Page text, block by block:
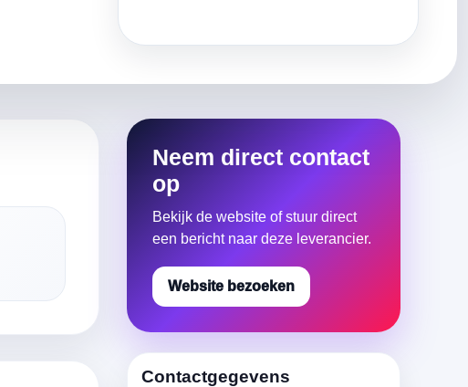
Neem direct contact
op
Bekijk de website of stuur direct
een bericht naar deze leverancier.
Website bezoeken
Contactgegevens